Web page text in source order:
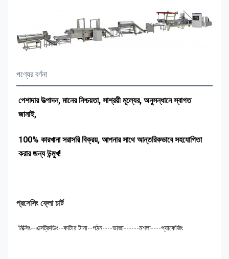
পণ্যের বর্ণনা
পেশাদার উত্পাদন, মানের নিশ্চয়তা, সাশ্রয়ী মূল্যের, অনুসন্ধানে স্বাগত
জানাই,
100% কারখানা সরাসরি বিক্রয়, আপনার সাথে আন্তরিকভাবে সহযোগিতা
করার জন্য উন্মুখ!
প্রসেসিং ফ্লো চার্ট
মিক্সিং--এক্সট্রুডিং--কাটার টানা--গঠন----ভাজা------মশলা----প্যাকেজিং